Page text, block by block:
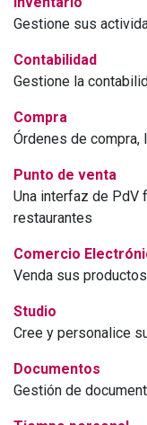
Gestione sus
Contabilidad
Gestione la
Compra
Órdenes de
Punto de venta
Una interfaz de PdV
restaurantes
Comercio
Venda sus
Studio
Cree y personalice
Documentos
Gestión de